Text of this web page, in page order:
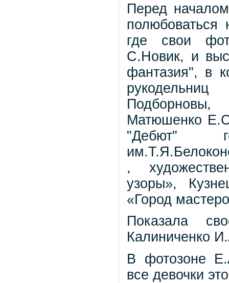
Перед
где свои
С.Новик, и
фантазия", в
Матюшенко
"Дебют"
,
узоры»,
«Город
Показала
Калиниченко
В фотозоне
все девочки